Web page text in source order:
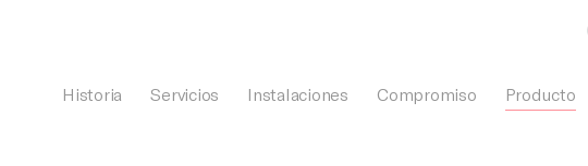
Historia Servicios Instalaciones Compromiso Producto